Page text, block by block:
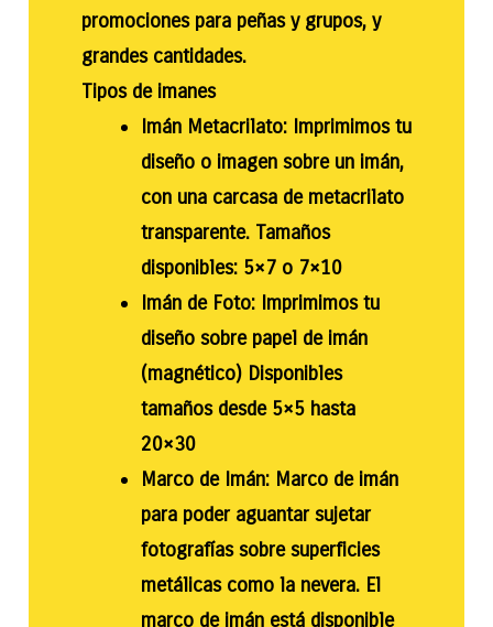
promociones para peñas y grupos, y
grandes cantidades.
Tipos de imanes
Imán Metacrilato: Imprimimos tu
diseño o imagen sobre un imán,
con una carcasa de metacrilato
transparente. Tamaños
disponibles: 5×7 o 7×10
Imán de Foto: Imprimimos tu
diseño sobre papel de imán
(magnético) Disponibles
tamaños desde 5×5 hasta
20×30
Marco de Imán: Marco de imán
para poder aguantar sujetar
fotografías sobre superficies
metálicas como la nevera. El
marco de imán está disponible